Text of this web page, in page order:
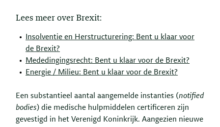
Lees meer over Brexit:
Insolventie en Herstructurering: Bent u klaar voor
de Brexit?
Mededingingsrecht: Bent u klaar voor de Brexit?
Energie / Milieu: Bent u klaar voor de Brexit?
Een substantieel aantal aangemelde instanties (notified
bodies) die medische hulpmiddelen certificeren zijn
gevestigd in het Verenigd Koninkrijk. Aangezien nieuwe